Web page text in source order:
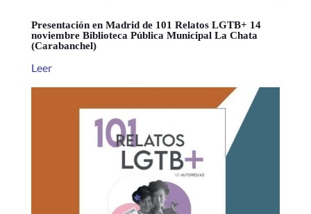
Presentación en Madrid de 101 Relatos LGTB+ 14
noviembre Biblioteca Pública Municipal La Chata
(Carabanchel)
Leer